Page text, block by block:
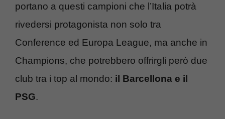
portano a questi campioni che l’Italia potrà
rivedersi protagonista non solo tra
Conference ed Europa League, ma anche in
Champions, che potrebbero offrirgli però due
club tra i top al mondo: il Barcellona e il
PSG.